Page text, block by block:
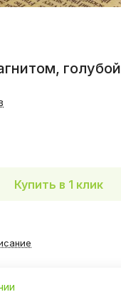
голубой
Купить в 1 клик